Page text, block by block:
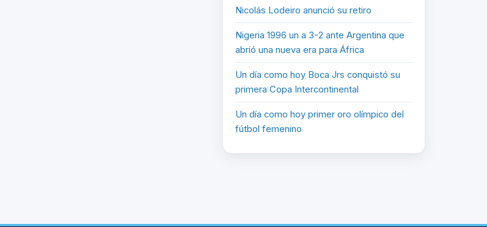
Nicolás Lodeiro anunció su retiro
Nigeria 1996 un a 3-2 ante Argentina que
abrió una nueva era para África
Un día como hoy Boca Jrs conquistó su
primera Copa Intercontinental
Un día como hoy primer oro olímpico del
fútbol femenino